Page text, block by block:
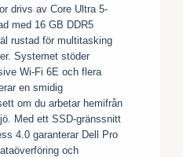
drivs av Core Ultra 5-
med 16 GB DDR5
rustad för multitasking
Systemet stöder
Wi-Fi 6E och flera
en smidig
om du arbetar hemifrån
Med ett SSD-gränssnitt
4.0 garanterar Dell Pro
och